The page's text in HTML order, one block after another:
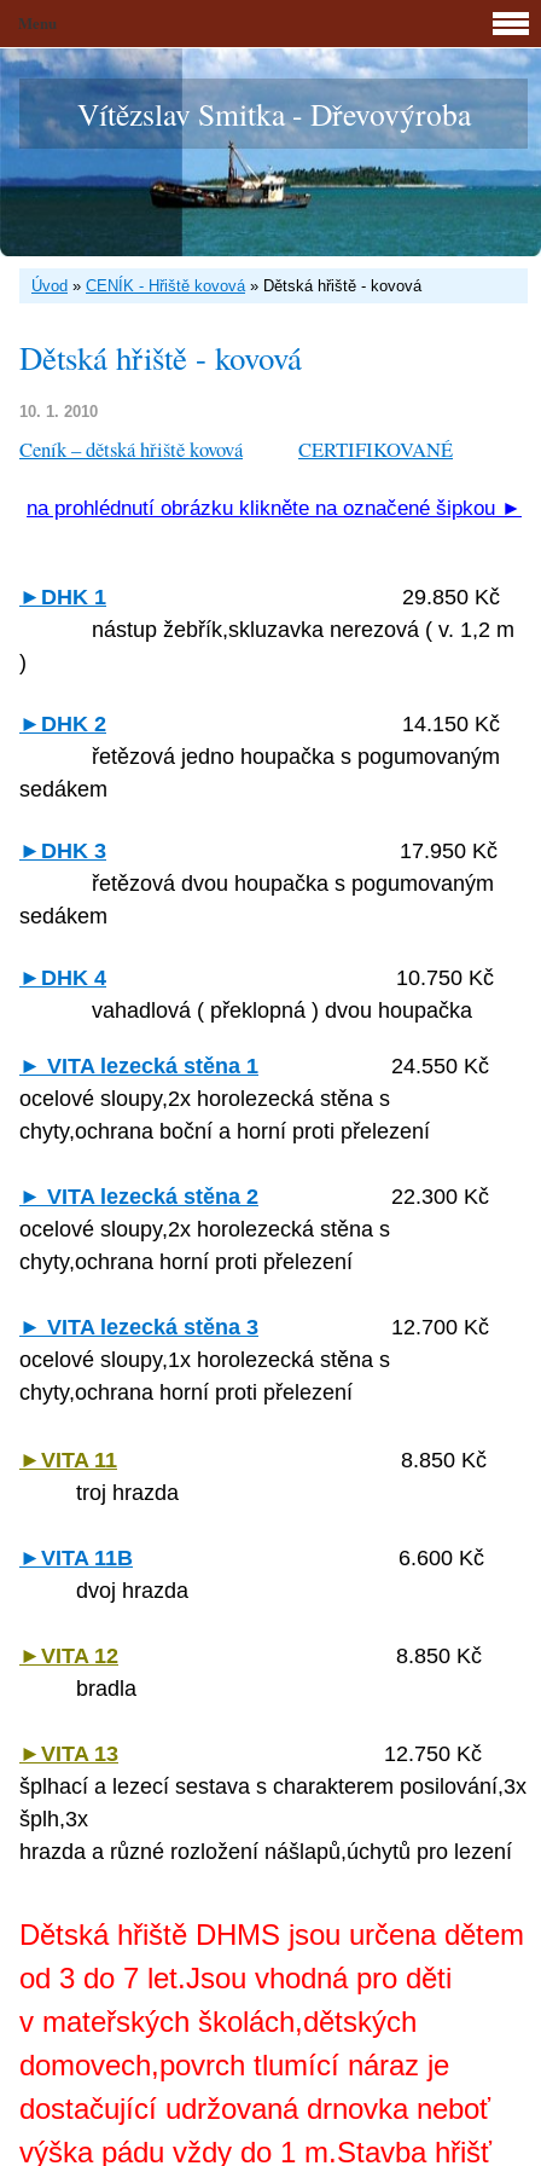
Vítězslav Smitka - Dřevovýroba
Úvod » CENÍK - Hřiště kovová» Dětská hřiště - kovová
Dětská hřiště - kovová
10. 1. 2010
Ceník – dětská hřiště kovová CERTIFIKOVANÉ
na prohlédnutí obrázku klikněte na označené šipkou ►
►DHK 1
29.850 Kč
nástup žebřík,skluzavka nerezová ( v. 1,2 m
)
►DHK 2
14.150 Kč
řetězová jedno houpačka s pogumovaným
sedákem
►DHK 3
17.950 Kč
řetězová dvou houpačka s pogumovaným
sedákem
►DHK 4
10.750 Kč
vahadlová ( překlopná ) dvou houpačka
► VITA lezecká stěna 1 24.550 Kč
ocelové sloupy,2x horolezecká stěna s
chyty,ochrana boční a horní proti přelezení
► VITA lezecká stěna 2 22.300 Kč
ocelové sloupy,2x horolezecká stěna s
chyty,ochrana horní proti přelezení
► VITA lezecká stěna 3 12.700 Kč
ocelové sloupy,1x horolezecká stěna s
chyty,ochrana horní proti přelezení
►VITA 11
8.850 Kč
troj hrazda
►VITA 11B
6.600 Kč
dvoj hrazda
►VITA 12
8.850 Kč
bradla
►VITA 13
12.750 Kč
šplhací a lezecí sestava s charakterem posilování,3x
šplh,3x
hrazda a různé rozložení nášlapů,úchytů pro lezení
Dětská hřiště DHMS jsou určena dětem
od 3 do 7 let.Jsou vhodná pro děti
v mateřských školách,dětských
domovech,povrch tlumící náraz je
dostačující udržovaná drnovka neboť
výška pádu vždy do 1 m.Stavba hřišť
Menu